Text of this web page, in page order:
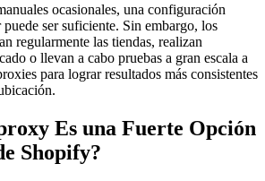
ocasionales, una configuración
puede ser suficiente. Sin embargo, los
regularmente las tiendas, realizan
o llevan a cabo pruebas a gran escala a
para lograr resultados más consistentes
Es una Fuerte Opción
Shopify?